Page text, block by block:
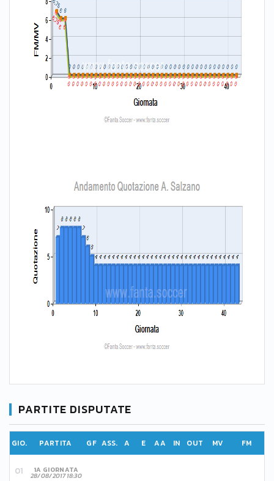
PARTITE DISPUTATE
GIO. PARTITA GF ASS. A E AA IN OUT MV FM
1A GIORNATA
28/08/2017 18:30